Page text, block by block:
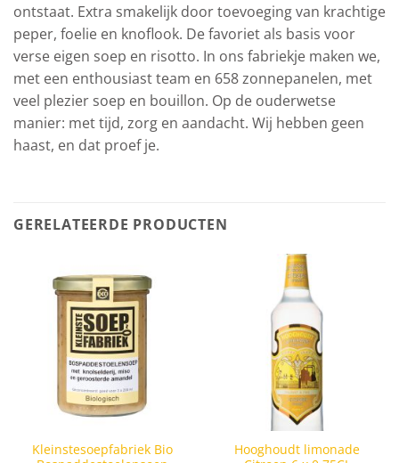
ontstaat. Extra smakelijk door toevoeging van krachtige
peper, foelie en knoflook. De favoriet als basis voor
verse eigen soep en risotto. In ons fabriekje maken we,
met een enthousiast team en 658 zonnepanelen, met
veel plezier soep en bouillon. Op de ouderwetse
manier: met tijd, zorg en aandacht. Wij hebben geen
haast, en dat proef je.
GERELATEERDE PRODUCTEN
Kleinstesoepfabriek Bio
Hooghoudt limonade